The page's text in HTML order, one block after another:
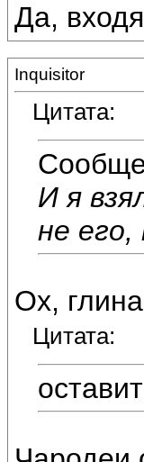
Да,
Inquisitor
Цитата:
И я
не его,
Ох,
Цитата: